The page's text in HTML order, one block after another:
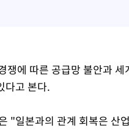
쟁에 따른 공급망 불안과
다고 본다.
"일본과의 관계 회복은 산